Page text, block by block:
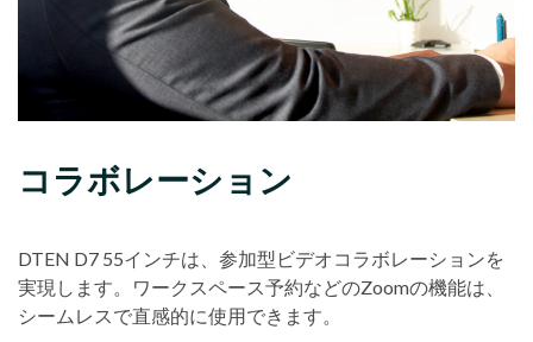
コラボレーション
DTEN D7 55インチは、参加型ビデオコラボレーションを
実現します。ワークスペース予約などのZoomの機能は、
シームレスで直感的に使用できます。